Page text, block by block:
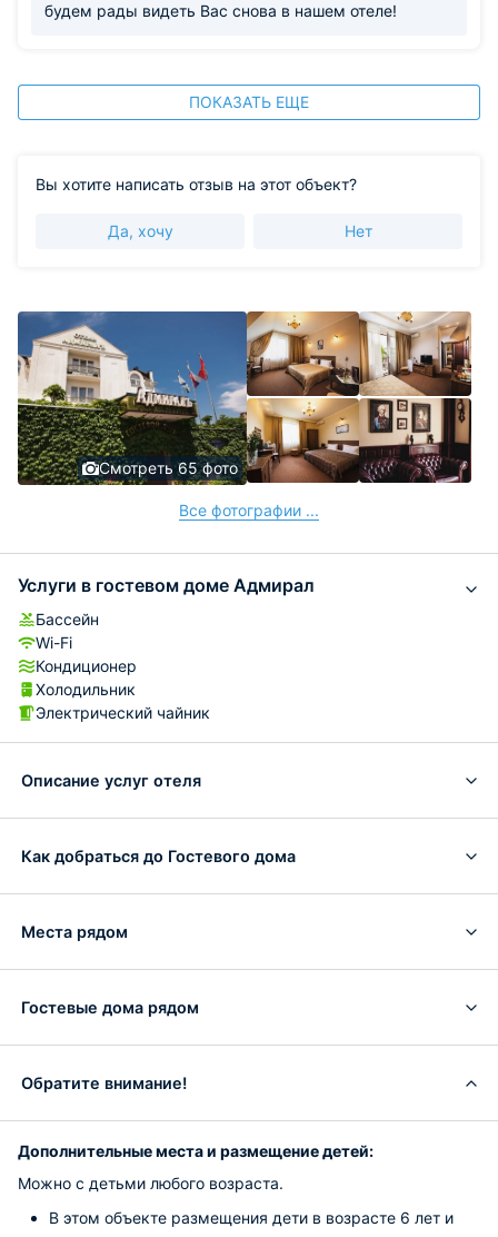
будем рады видеть Вас снова в нашем отеле!
ПОКАЗАТЬ ЕЩЕ
Вы хотите написать отзыв на этот объект?
Да, хочу Нет
Смотреть 65 фото
Все фотографии ...
Услуги в гостевом доме Адмирал
Бассейн
Wi-Fi
Кондиционер
Холодильник
Электрический чайник
Описание услуг отеля
Как добраться до Гостевого дома
Места рядом
Гостевые дома рядом
Обратите внимание!
Дополнительные места и размещение детей:
Можно с детьми любого возраста.
В этом объекте размещения дети в возрасте 6 лет и